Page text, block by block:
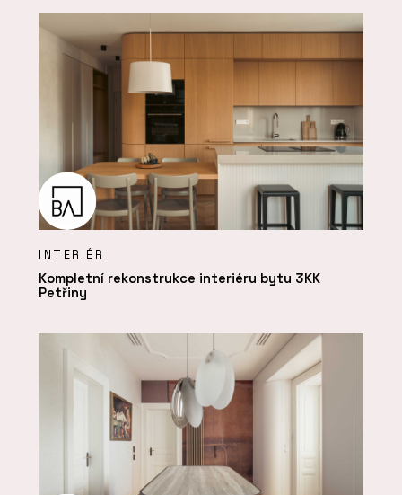
INTERIÉR
Kompletní rekonstrukce interiéru bytu 3KK
Petřiny